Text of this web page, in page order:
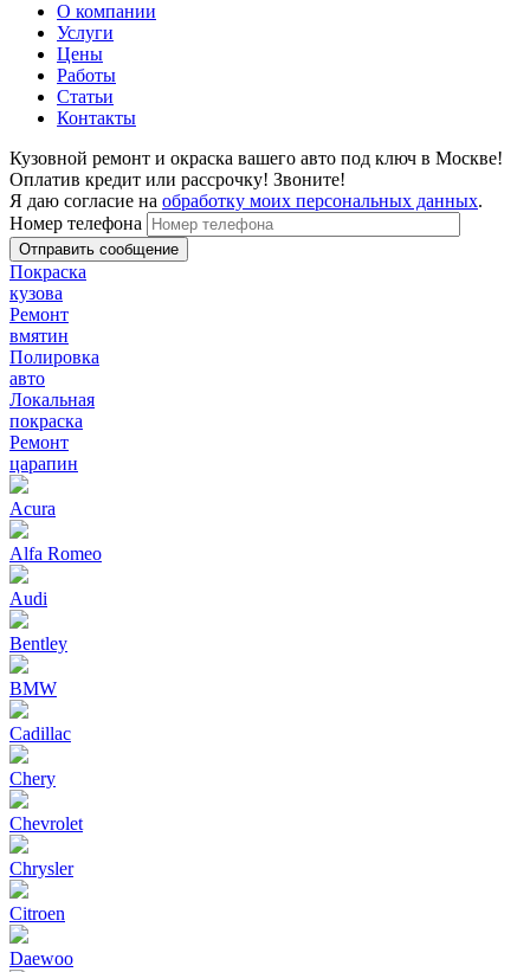
О компании
Услуги
Цены
Работы
Статьи
Контакты
Кузовной ремонт и окраска вашего авто под ключ в Москве!
Оплатив кредит или рассрочку! Звоните!
Я даю согласие на обработку моих персональных данных.
Номер телефона
Покраска
кузова
Ремонт
вмятин
Полировка
авто
Локальная
покраска
Ремонт
царапин
Acura
Alfa Romeo
Audi
Bentley
BMW
Cadillac
Chery
Chevrolet
Chrysler
Citroen
Daewoo